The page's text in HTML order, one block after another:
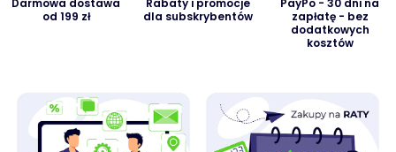
od 199 zł
dla subskrybentów
zapłatę - bez
dodatkowych
kosztów